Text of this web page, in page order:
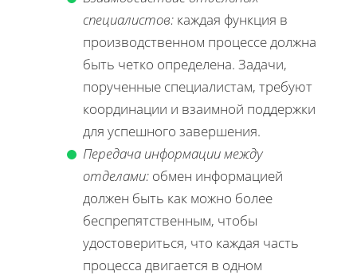
специалистов: каждая функция в
производственном процессе должна
быть четко определена. Задачи,
порученные специалистам, требуют
координации и взаимной поддержки
для успешного завершения.
Передача информации между
отделами: обмен информацией
должен быть как можно более
беспрепятственным, чтобы
удостовериться, что каждая часть
процесса двигается в одном